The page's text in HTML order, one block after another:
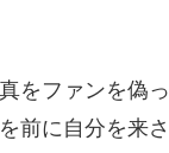
をファンを偽
前に自分を来